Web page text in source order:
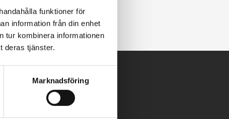
funktioner för
information från din enhet
tur kombinera informationen
deras tjänster.
Marknadsföring